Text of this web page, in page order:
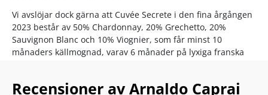
Vi avslöjar dock gärna att Cuvée Secrete i den fina årgången
2023 består av 50% Chardonnay, 20% Grechetto, 20%
Sauvignon Blanc och 10% Viognier, som får minst 10
månaders källmognad, varav 6 månader på lyxiga franska
Resultatet är ett av Italiens bästa, mest respekterade och
Recensioner av Arnaldo Caprai